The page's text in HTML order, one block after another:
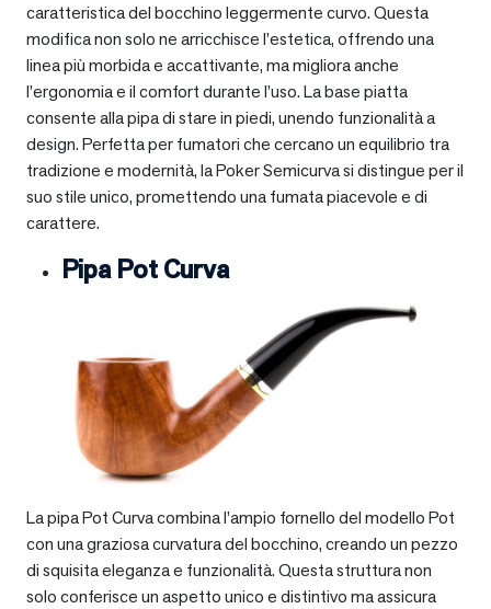
caratteristica del bocchino leggermente curvo. Questa
modifica non solo ne arricchisce l’estetica, offrendo una
linea più morbida e accattivante, ma migliora anche
l’ergonomia e il comfort durante l’uso. La base piatta
consente alla pipa di stare in piedi, unendo funzionalità a
design. Perfetta per fumatori che cercano un equilibrio tra
tradizione e modernità, la Poker Semicurva si distingue per il
suo stile unico, promettendo una fumata piacevole e di
carattere.
Pipa Pot Curva
La pipa Pot Curva combina l’ampio fornello del modello Pot
con una graziosa curvatura del bocchino, creando un pezzo
di squisita eleganza e funzionalità. Questa struttura non
solo conferisce un aspetto unico e distintivo ma assicura